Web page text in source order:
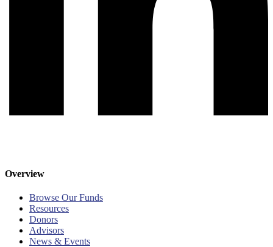
Overview
Browse Our Funds
Resources
Donors
Advisors
News & Events